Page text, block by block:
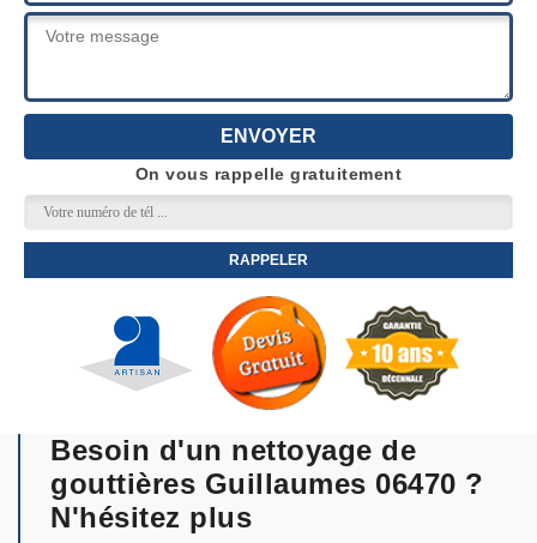
On vous rappelle gratuitement
Besoin d'un nettoyage de
gouttières Guillaumes 06470 ?
N'hésitez plus